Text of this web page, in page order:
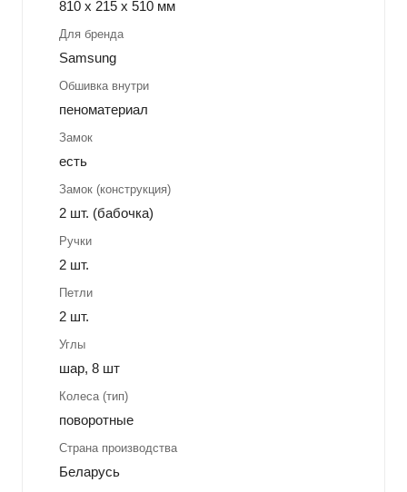
810 x 215 x 510 мм
Для бренда
Samsung
Обшивка внутри
пеноматериал
Замок
есть
Замок (конструкция)
2 шт. (бабочка)
Ручки
2 шт.
Петли
2 шт.
Углы
шар, 8 шт
Колеса (тип)
поворотные
Страна производства
Беларусь